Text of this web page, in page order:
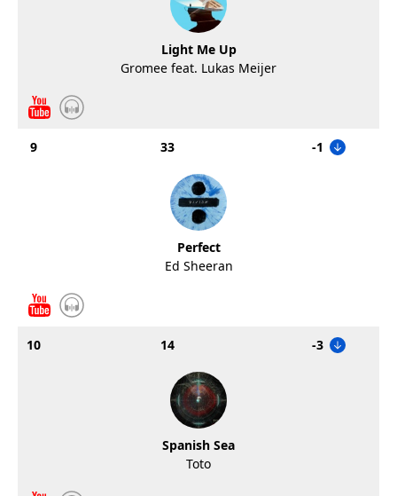
Light Me Up
Gromee feat. Lukas Meijer
9 33 -1
Perfect
Ed Sheeran
10 14 -3
Spanish Sea
Toto